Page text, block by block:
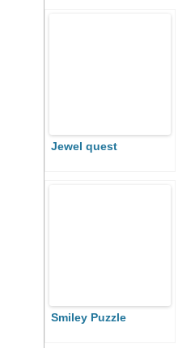
Jewel quest
Smiley Puzzle